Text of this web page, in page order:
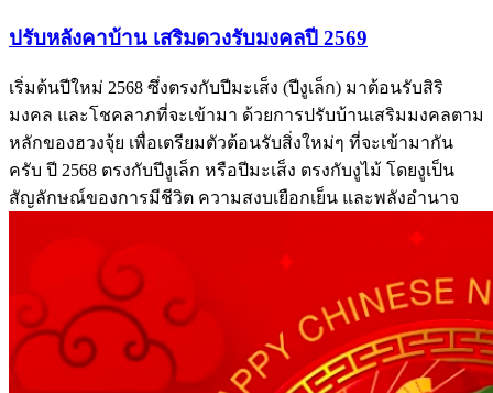
ปรับหลังคาบ้าน เสริมดวงรับมงคลปี 2569
เริ่มต้นปีใหม่ 2568 ซึ่งตรงกับปีมะเส็ง (ปีงูเล็ก) มาต้อนรับสิริ
มงคล และโชคลาภที่จะเข้ามา ด้วยการปรับบ้านเสริมมงคลตาม
หลักของฮวงจุ้ย เพื่อเตรียมตัวต้อนรับสิ่งใหม่ๆ ที่จะเข้ามากัน
ครับ ปี 2568 ตรงกับปีงูเล็ก หรือปีมะเส็ง ตรงกับงูไม้ โดยงูเป็น
สัญลักษณ์ของการมีชีวิต ความสงบเยือกเย็น และพลังอำนาจ